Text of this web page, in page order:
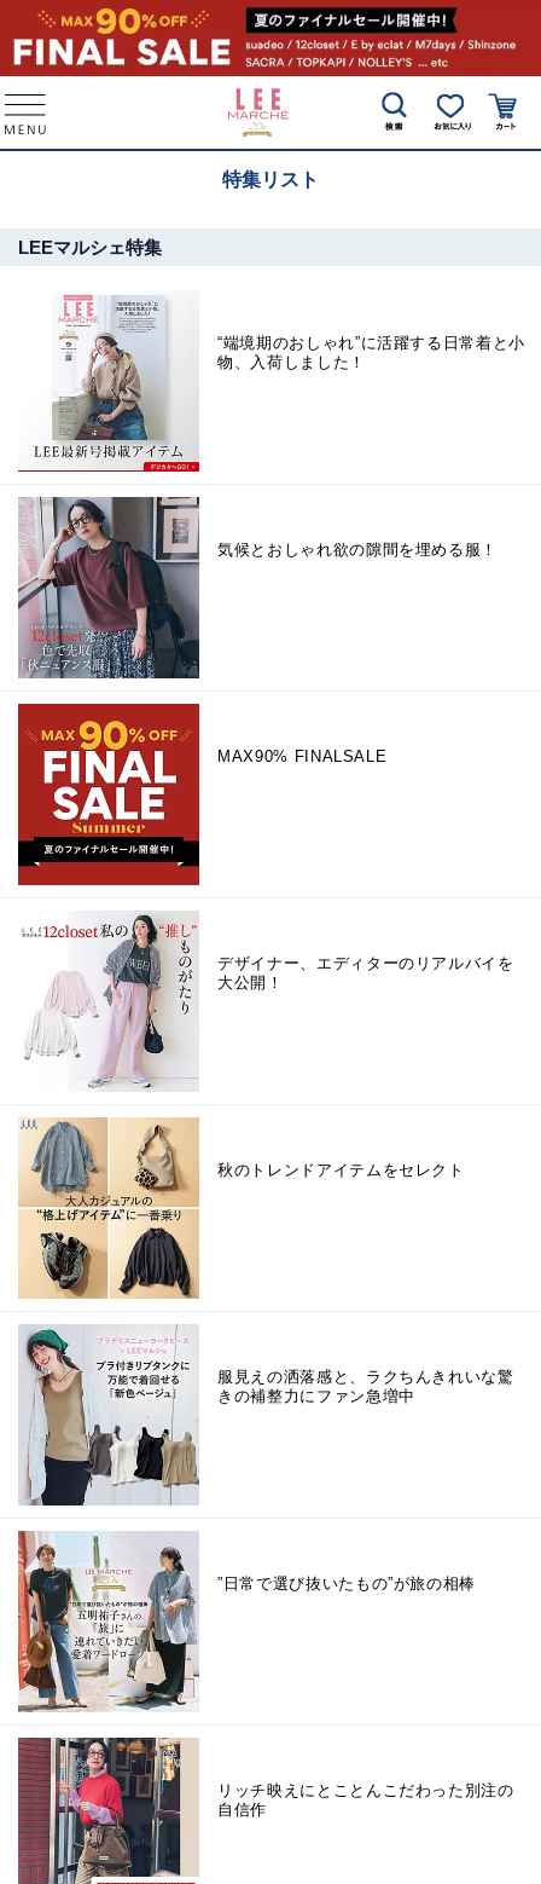
特集リスト
LEEマルシェ特集
“端境期のおしゃれ”に活躍する日常着と小
物、入荷しました！
気候とおしゃれ欲の隙間を埋める服！
MAX90% FINALSALE
デザイナー、エディターのリアルバイを
大公開！
秋のトレンドアイテムをセレクト
服見えの洒落感と、ラクちんきれいな驚
きの補整力にファン急増中
”日常で選び抜いたもの”が旅の相棒
リッチ映えにとことんこだわった別注の
自信作